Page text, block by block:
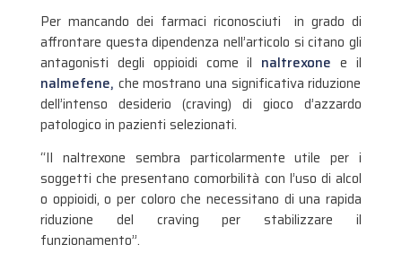
Per mancando dei farmaci riconosciuti in grado di
affrontare questa dipendenza nell’articolo si citano gli
antagonisti degli oppioidi come il naltrexonee il
nalmefene, che mostrano una significativa riduzione
dell’intenso desiderio (craving) di gioco d’azzardo
patologico in pazienti selezionati.
“Il naltrexone sembra particolarmente utile per i
soggetti che presentano comorbilità con l’uso di alcol
o oppioidi, o per coloro che necessitano di una rapida
riduzione del craving per stabilizzare il
funzionamento”.